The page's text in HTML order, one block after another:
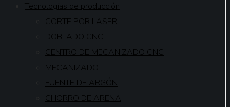
Tecnologías de producción
CORTE POR LASER
DOBLADO CNC
CENTRO DE MECANIZADO CNC
MECANIZADO
FUENTE DE ARGÓN
CHORRO DE ARENA